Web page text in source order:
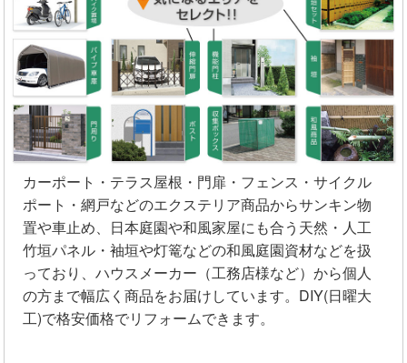
カーポート・テラス屋根・門扉・フェンス・サイクル
ポート・網戸などのエクステリア商品からサンキン物
置や車止め、日本庭園や和風家屋にも合う天然・人工
竹垣パネル・袖垣や灯篭などの和風庭園資材などを扱
っており、ハウスメーカー（工務店様など）から個人
の方まで幅広く商品をお届けしています。DIY(日曜大
工)で格安価格でリフォームできます。